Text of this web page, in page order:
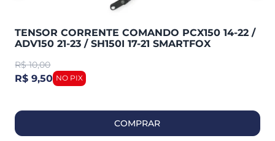
TENSOR CORRENTE COMANDO PCX150 14-22 /
ADV150 21-23 / SH150I 17-21 SMARTFOX
R$ 10,00
R$ 9,50
COMPRAR